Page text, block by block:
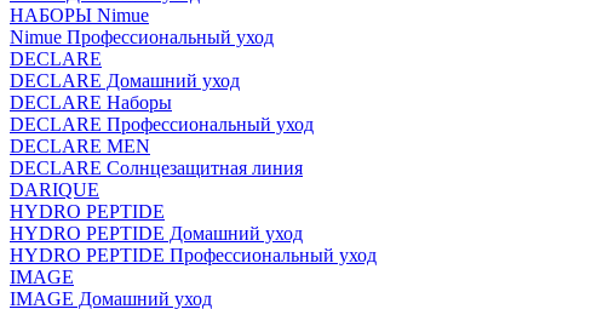
НАБОРЫ Nimue
Nimue Профессиональный уход
DECLARE
DECLARE Домашний уход
DECLARE Наборы
DECLARE Профессиональный уход
DECLARE MEN
DECLARE Солнцезащитная линия
DARIQUE
HYDRO PEPTIDE
HYDRO PEPTIDE Домашний уход
HYDRO PEPTIDE Профессиональный уход
IMAGE
IMAGE Домашний уход